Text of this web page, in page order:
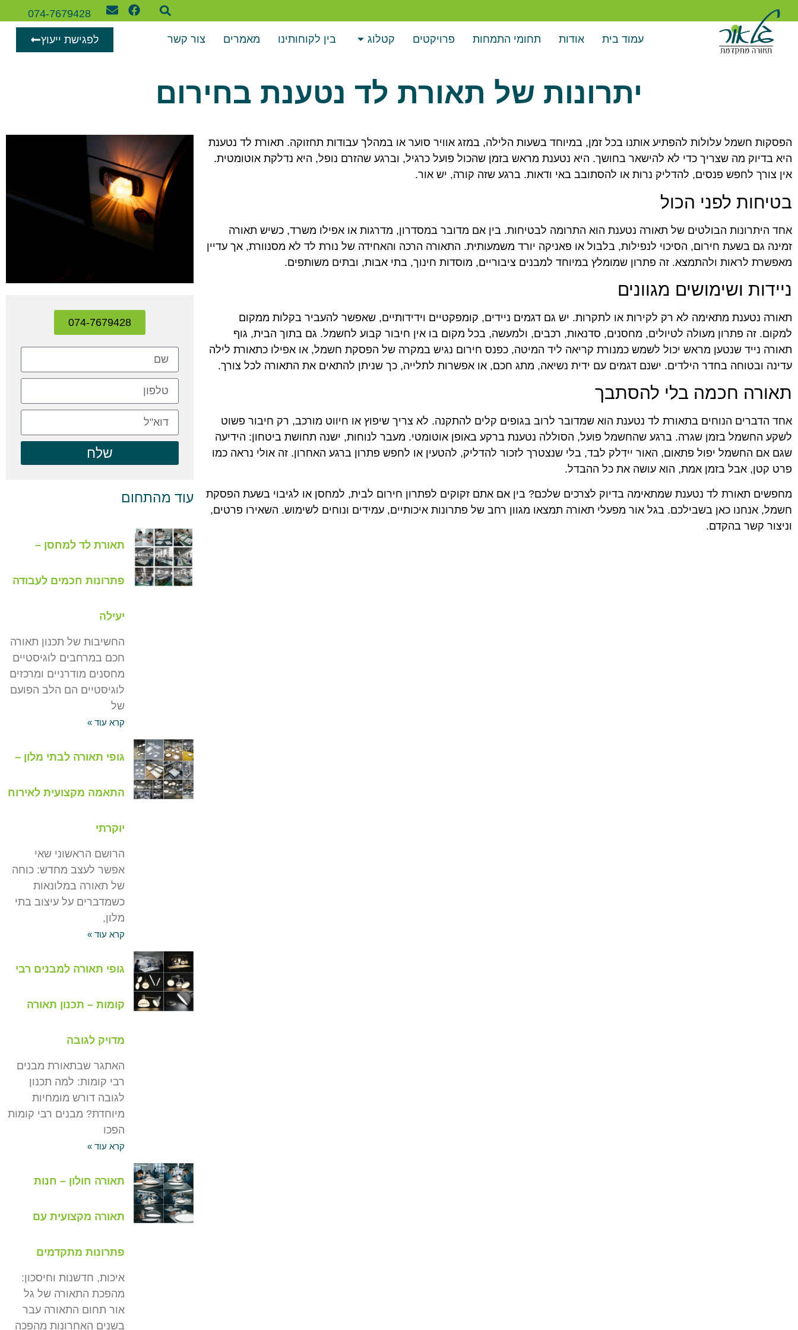
074-7679428
עמוד בית אודות תחומי התמחות פרויקטים קטלוג בין לקוחותינו מאמרים צור קשר לפגישת ייעוץ
יתרונות של תאורת לד נטענת בחירום
הפסקות חשמל עלולות להפתיע אותנו בכל זמן, במיוחד בשעות הלילה, במזג אוויר סוער או במהלך עבודות תחזוקה. תאורת לד נטענת
היא בדיוק מה שצריך כדי לא להישאר בחושך. היא נטענת מראש בזמן שהכול פועל כרגיל, וברגע שהזרם נופל, היא נדלקת אוטומטית.
אין צורך לחפש פנסים, להדליק נרות או להסתובב באי ודאות. ברגע שזה קורה, יש אור.
בטיחות לפני הכול
אחד היתרונות הבולטים של תאורה נטענת הוא התרומה לבטיחות. בין אם מדובר במסדרון, מדרגות או אפילו משרד, כשיש תאורה
זמינה גם בשעת חירום, הסיכוי לנפילות, בלבול או פאניקה יורד משמעותית. התאורה הרכה והאחידה של נורת לד לא מסנוורת, אך עדיין
מאפשרת לראות ולהתמצא. זה פתרון שמומלץ במיוחד למבנים ציבוריים, מוסדות חינוך, בתי אבות, ובתים משותפים.
ניידות ושימושים מגוונים
תאורה נטענת מתאימה לא רק לקירות או לתקרות. יש גם דגמים ניידים, קומפקטיים וידידותיים, שאפשר להעביר בקלות ממקום
למקום. זה פתרון מעולה לטיולים, מחסנים, סדנאות, רכבים, ולמעשה, בכל מקום בו אין חיבור קבוע לחשמל. גם בתוך הבית, גוף
תאורה נייד שנטען מראש יכול לשמש כמנורת קריאה ליד המיטה, כפנס חירום נגיש במקרה של הפסקת חשמל, או אפילו כתאורת לילה
עדינה ובטוחה בחדר הילדים. ישנם דגמים עם ידית נשיאה, מתג חכם, או אפשרות לתלייה, כך שניתן להתאים את התאורה לכל צורך.
תאורה חכמה בלי להסתבך
אחד הדברים הנוחים בתאורת לד נטענת הוא שמדובר לרוב בגופים קלים להתקנה. לא צריך שיפוץ או חיווט מורכב, רק חיבור פשוט
לשקע החשמל בזמן שגרה. ברגע שהחשמל פועל, הסוללה נטענת ברקע באופן אוטומטי. מעבר לנוחות, ישנה תחושת ביטחון: הידיעה
שגם אם החשמל יפול פתאום, האור יידלק לבד, בלי שנצטרך לזכור להדליק, להטעין או לחפש פתרון ברגע האחרון. זה אולי נראה כמו
פרט קטן, אבל בזמן אמת, הוא עושה את כל ההבדל.
מחפשים תאורת לד נטענת שמתאימה בדיוק לצרכים שלכם? בין אם אתם זקוקים לפתרון חירום לבית, למחסן או לגיבוי בשעת הפסקת
חשמל, אנחנו כאן בשבילכם. בגל אור מפעלי תאורה תמצאו מגוון רחב של פתרונות איכותיים, עמידים ונוחים לשימוש. השאירו פרטים,
וניצור קשר בהקדם.
074-7679428
שלח
עוד מהתחום
תאורת לד למחסן –
פתרונות חכמים לעבודה
יעילה
החשיבות של תכנון תאורה
חכם במרחבים לוגיסטיים
מחסנים מודרניים ומרכזים
לוגיסטיים הם הלב הפועם
של
קרא עוד »
גופי תאורה לבתי מלון –
התאמה מקצועית לאירוח
יוקרתי
הרושם הראשוני שאי
אפשר לעצב מחדש: כוחה
של תאורה במלונאות
כשמדברים על עיצוב בתי
מלון,
קרא עוד »
גופי תאורה למבנים רבי
קומות – תכנון תאורה
מדויק לגובה
האתגר שבתאורת מבנים
רבי קומות: למה תכנון
לגובה דורש מומחיות
מיוחדת? מבנים רבי קומות
הפכו
קרא עוד »
תאורה חולון – חנות
תאורה מקצועית עם
פתרונות מתקדמים
איכות, חדשנות וחיסכון:
מהפכת התאורה של גל
אור תחום התאורה עבר
בשנים האחרונות מהפכה